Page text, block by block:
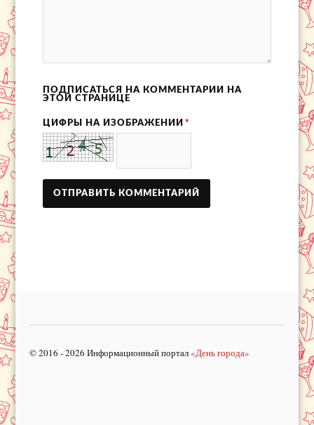
ПОДПИСАТЬСЯ НА КОММЕНТАРИИ НА
ЭТОЙ СТРАНИЦЕ
ЦИФРЫ НА ИЗОБРАЖЕНИИ *
© 2016 - 2026 Информационный портал «День города»